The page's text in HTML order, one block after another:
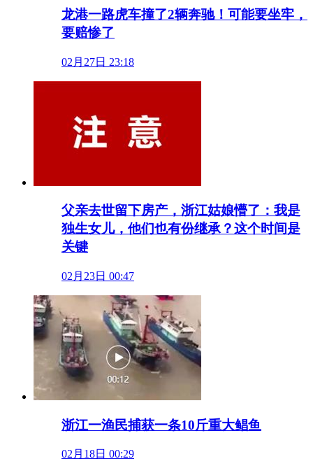
龙港一路虎车撞了2辆奔驰！可能要坐牢，
要赔惨了
02月27日 23:18
父亲去世留下房产，浙江姑娘懵了：我是
独生女儿，他们也有份继承？这个时间是
关键
02月23日 00:47
浙江一渔民捕获一条10斤重大鲳鱼
02月18日 00:29